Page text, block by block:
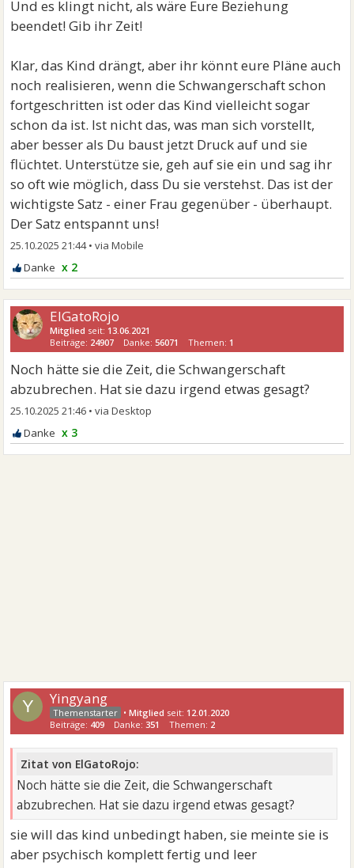
Und es klingt nicht, als wäre Eure Beziehung
beendet! Gib ihr Zeit!
Klar, das Kind drängt, aber ihr könnt eure Pläne auch
noch realisieren, wenn die Schwangerschaft schon
fortgeschritten ist oder das Kind vielleicht sogar
schon da ist. Ist nicht das, was man sich vorstellt,
aber besser als Du baust jetzt Druck auf und sie
flüchtet. Unterstütze sie, geh auf sie ein und sag ihr
so oft wie möglich, dass Du sie verstehst. Das ist der
wichtigste Satz - einer Frau gegenüber - überhaupt.
Der Satz entspannt uns!
25.10.2025 21:44•
x 2
ElGatoRojo
Mitglied seit: 13.06.2021
Beiträge: 24907 Danke: 56071 Themen: 1
Noch hätte sie die Zeit, die Schwangerschaft
abzubrechen. Hat sie dazu irgend etwas gesagt?
25.10.2025 21:46 •
x 3
Y Yingyang
•Mitglied seit: 12.01.2020
Beiträge: 409 Danke:351 Themen: 2
Zitat von ElGatoRojo:
Noch hätte sie die Zeit, die Schwangerschaft
abzubrechen. Hat sie dazu irgend etwas gesagt?
sie will das kind unbedingt haben, sie meinte sie is
aber psychisch komplett fertig und leer